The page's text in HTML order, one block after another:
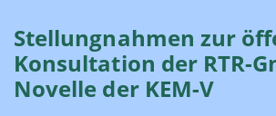
Stellungnahmen zur
Konsultation der RTR-
Novelle der KEM-V